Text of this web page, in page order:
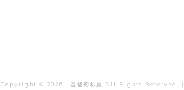
Copyright © 2026 · 雲爸的私處 All Rights Reserved. |